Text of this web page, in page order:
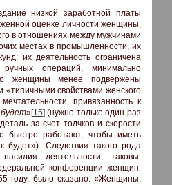
низкой заработной платы
оценке личности женщины,
в отношениях между мужчинами
местах в промышленности, их
их деятельность ограничена
ручных операций, минимально
женщины менее подвержены
«типичными свойствами женского
привязанность к
»[15] (нужно только один раз
за счет толчков и скорости
быстро работают, чтобы иметь
будет»). Следствия такого рода
деятельности, таковы:
конференции женщин,
году, было сказано: «Женщины,